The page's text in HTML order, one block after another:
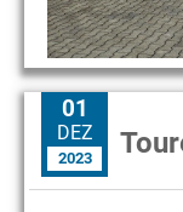
01
DEZ
2023